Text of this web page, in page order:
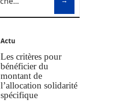
Actu
Les critères pour
bénéficier du
montant de
l’allocation solidarité
spécifique